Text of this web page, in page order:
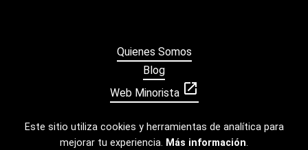
Quienes Somos
Blog
Web Minorista open_in_new
Este sitio utiliza cookies y herramientas de analítica para
mejorar tu experiencia. Más información.